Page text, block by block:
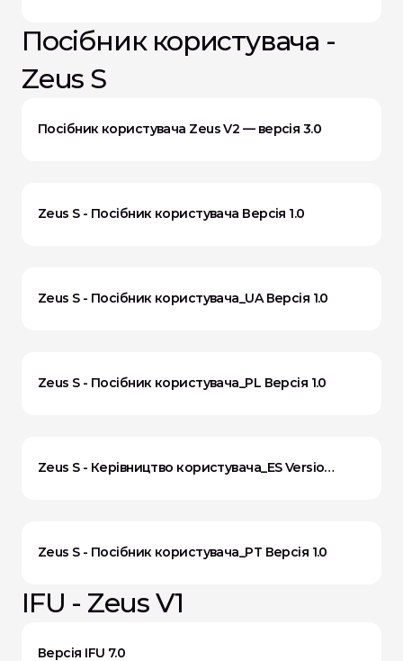
Посібник користувача -
Zeus S
Посібник користувача Zeus V2 — версія 3.0
Zeus S - Посібник користувача Версія 1.0
Zeus S - Посібник користувача_UA Версія 1.0
Zeus S - Посібник користувача_PL Версія 1.0
Zeus S - Керівництво користувача_ES Version
Zeus S - Посібник користувача_PT Версія 1.0
IFU - Zeus V1
Версія IFU 7.0